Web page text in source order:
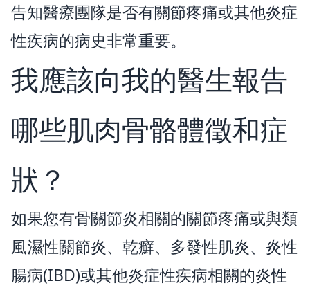
告知醫療團隊是否有關節疼痛或其他炎症
性疾病的病史非常重要。
我應該向我的醫生報告
哪些肌肉骨骼體徵和症
狀？
如果您有骨關節炎相關的關節疼痛或與類
風濕性關節炎、乾癬、多發性肌炎、炎性
腸病(IBD)或其他炎症性疾病相關的炎性